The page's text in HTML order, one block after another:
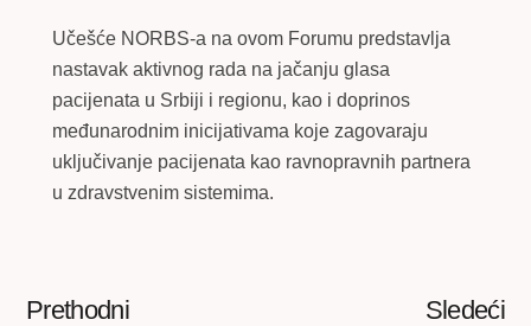
Učešće NORBS-a na ovom Forumu predstavlja
nastavak aktivnog rada na jačanju glasa
pacijenata u Srbiji i regionu, kao i doprinos
međunarodnim inicijativama koje zagovaraju
uključivanje pacijenata kao ravnopravnih partnera
u zdravstvenim sistemima.
Prethodni Sledeći